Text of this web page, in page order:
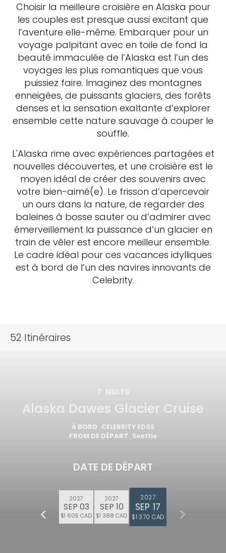
Choisir la meilleure croisière en Alaska pour
les couples est presque aussi excitant que
l’aventure elle-même. Embarquer pour un
voyage palpitant avec en toile de fond la
beauté immaculée de l’Alaska est l’un des
voyages les plus romantiques que vous
puissiez faire. Imaginez des montagnes
enneigées, de puissants glaciers, des forêts
denses et la sensation exaltante d’explorer
ensemble cette nature sauvage à couper le
souffle.
L'Alaska rime avec expériences partagées et
nouvelles découvertes, et une croisière est le
moyen idéal de créer des souvenirs avec
votre bien-aimé(e). Le frisson d’apercevoir
un ours dans la nature, de regarder des
baleines à bosse sauter ou d’admirer avec
émerveillement la puissance d’un glacier en
train de vêler est encore meilleur ensemble.
Le cadre idéal pour ces vacances idylliques
est à bord de l’un des navires innovants de
Celebrity.
52 Itinéraires
Alaska Dawes Glacier Cruise
À BORD CELEBRITY EDGE
FROM DE DÉPART Seattle
DATE DE DÉPART
2027
SEP 03
$1 605 CAD
2027
SEP 10
$1 388 CAD
2027
SEP 17
$1 370 CAD